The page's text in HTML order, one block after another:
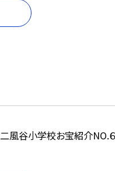
二風谷小学校お宝紹介NO.６